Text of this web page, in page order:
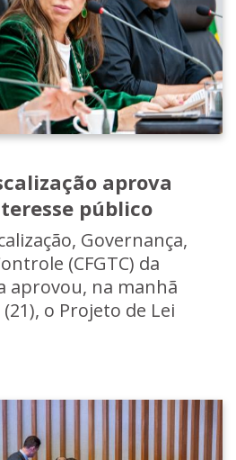
aprova
público
Governança,
(CFGTC) da
aprovou, na manhã
o Projeto de Lei